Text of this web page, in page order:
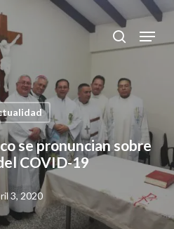
search
Menu
se pronuncian sobre
COVID-19
3, 2020
Close